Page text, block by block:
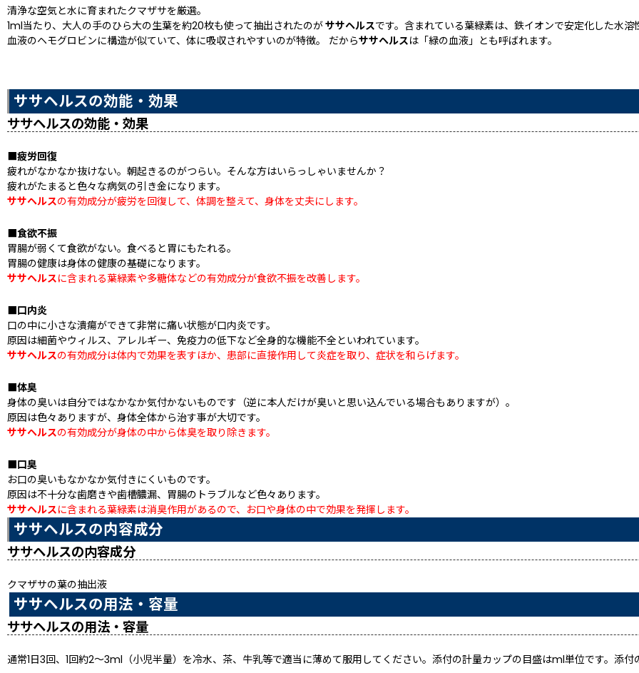
清浄な空気と水に育まれたクマザサを厳選。
1ml当たり、大人の手のひら大の生葉を約20枚も使って抽出されたのがササヘルスです。含まれている葉緑素は、鉄イオンで安定化した水溶
血液のヘモグロビンに構造が似ていて、体に吸収されやすいのが特徴。 だからササヘルスは「緑の血液」とも呼ばれます。
ササヘルスの効能・効果
ササヘルスの効能・効果
■疲労回復
疲れがなかなか抜けない。朝起きるのがつらい。そんな方はいらっしゃいませんか？
疲れがたまると色々な病気の引き金になります。
ササヘルスの有効成分が疲労を回復して、体調を整えて、身体を丈夫にします。
■食欲不振
胃腸が弱くて食欲がない。食べると胃にもたれる。
胃腸の健康は身体の健康の基礎になります。
ササヘルスに含まれる葉緑素や多糖体などの有効成分が食欲不振を改善します。
■口内炎
口の中に小さな潰瘍ができて非常に痛い状態が口内炎です。
原因は細菌やウィルス、アレルギー、免疫力の低下など全身的な機能不全といわれています。
ササヘルスの有効成分は体内で効果を表すほか、患部に直接作用して炎症を取り、症状を和らげます。
■体臭
身体の臭いは自分ではなかなか気付かないものです（逆に本人だけが臭いと思い込んでいる場合もありますが）。
原因は色々ありますが、身体全体から治す事が大切です。
ササヘルスの有効成分が身体の中から体臭を取り除きます。
■口臭
お口の臭いもなかなか気付きにくいものです。
原因は不十分な歯磨きや歯槽膿漏、胃腸のトラブルなど色々あります。
ササヘルスに含まれる葉緑素は消臭作用があるので、お口や身体の中で効果を発揮します。
ササヘルスの内容成分
ササヘルスの内容成分
クマザサの葉の抽出液
ササヘルスの用法・容量
ササヘルスの用法・容量
通常1日3回、1回約2〜3ml（小児半量）を冷水、茶、牛乳等で適当に薄めて服用してください。添付の計量カップの目盛はml単位です。添